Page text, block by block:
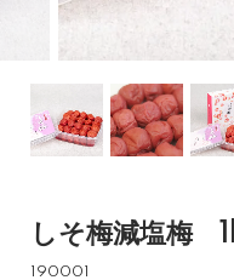
しそ梅減塩梅
190001